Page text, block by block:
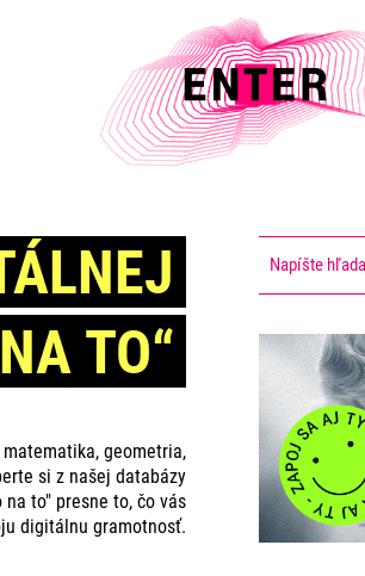
TO“
geometria,
si z našej databázy
to" presne to, čo vás
digitálnu gramotnosť.